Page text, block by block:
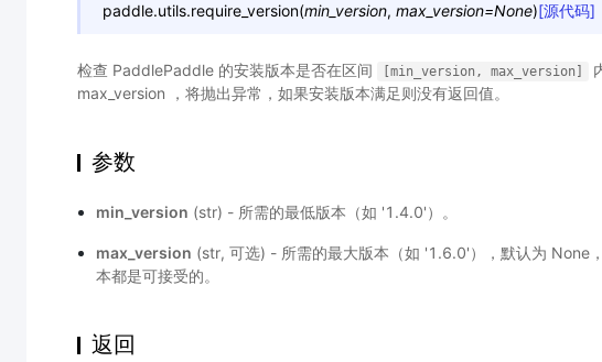
paddle.utils.require_version(min_version, max_version=None)[源代码]
检查 PaddlePaddle 的安装版本是否在区间 [min_version, max_version]
max_version ，将抛出异常，如果安装版本满足则没有返回值。
参数
min_version (str) - 所需的最低版本（如 '1.4.0'）。
max_version (str, 可选) - 所需的最大版本（如 '1.6.0'），默认为 None
本都是可接受的。
返回